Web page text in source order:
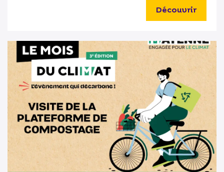
Découvrir